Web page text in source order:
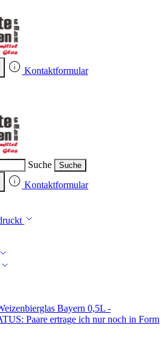
Kontaktformular
Suche Suche
Kontaktformular
Bayern 0,5L -
Paare ertrage ich nur noch in Form